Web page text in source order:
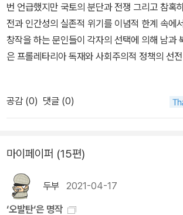
형성될 수 있는 ‘기억’의 영역에 속하는 것이라
체가 사라지면 그 기억들 역시 증발해버리고 만다
량’에 대한 열망, 그리고 ‘증언’에 대한 책무는
이 아닐까. 그가 “아, 정말로 이문구를 어찌 다
101―폭력의 근대화』, 140쪽)라고 말할 때 우리
려우리라는 것을 짐작할 수 있다. 또한 스스로
지칭하며 객관적 서술을 시도하지만 속절없는
없는 다음과 같은 장면에서는 마음이 젖어들지 않
이가 소설가 남편과 함께 전라도에 내려갔을 때
이었고 서울로 돌아온 것이 2004년 예순 살이었
번 언급했지만 국토의 분단과 전쟁 그리고 참혹
전과 인간성의 실존적 위기를 이념적 한계 속에
창작을 하는 문인들이 각자의 선택에 의해 남과
은 프롤레타리아 독재와 사회주의적 정책의 선
의 과도한 제약에 지배당하는 협소한 세계 안에
없었다. 386쪽. ｀한국전쟁｀은 해방 이전부터
갈등의 심화라는 내적 요소와 동서 냉전체제로
갇혀 있던 지점과 갇힌 채로 지내던 시기에 대하
볼 수 있었던 평가들.
공감 (0) 댓글 (0)
마이페이퍼 (15편)
두부 2021-04-17
‘오발탄‘은 명작